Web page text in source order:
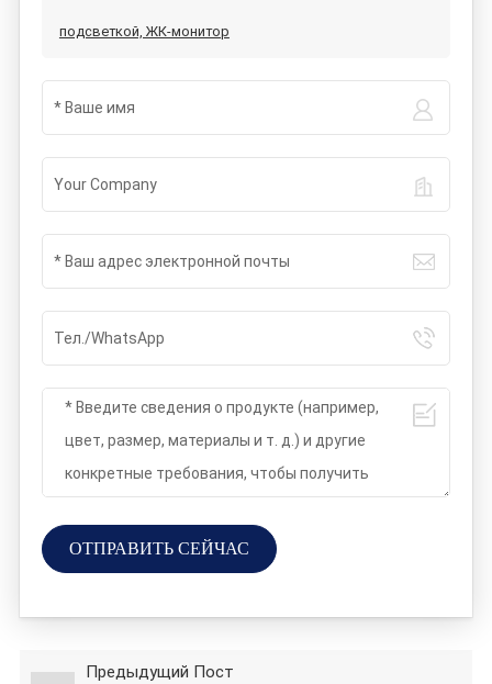
подсветкой, ЖК-монитор
ОТПРАВИТЬ СЕЙЧАС
Предыдущий Пост